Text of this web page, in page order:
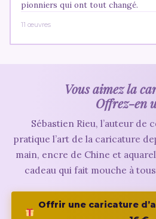
pionniers qui ont tout changé.
11 œuvres
Vous aimez la
Offrez-en
Sébastien Rieu, l’auteur de
pratique l’art de la caricature
main, encre de Chine et
cadeau qui fait mouche à
Offrir une caricature